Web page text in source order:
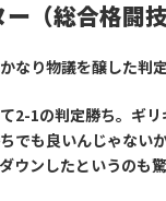
（総合格闘技
なり物議を醸した判定
2-1の判定勝ち。ギ
でも良いんじゃない
ウンしたというのも